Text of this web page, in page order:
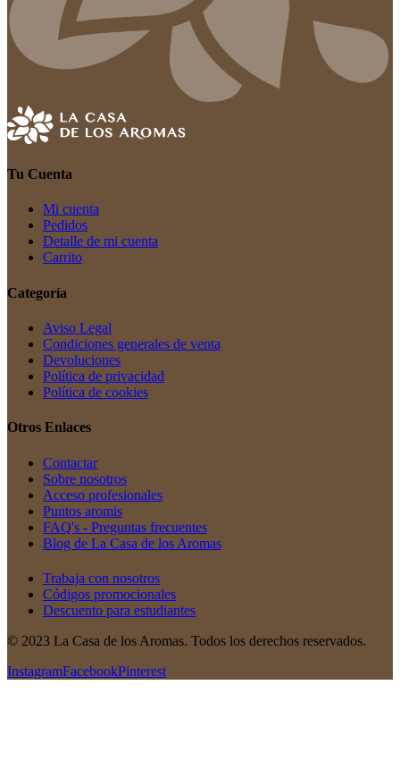
Tu Cuenta
Mi cuenta
Pedidos
Detalle de mi cuenta
Carrito
Categoría
Aviso Legal
Condiciones generales de venta
Devoluciones
Política de privacidad
Política de cookies
Otros Enlaces
Contactar
Sobre nosotros
Acceso profesionales
Puntos aromis
FAQ's - Preguntas frecuentes
Blog de La Casa de los Aromas
Trabaja con nosotros
Códigos promocionales
Descuento para estudiantes
© 2023 La Casa de los Aromas. Todos los derechos reservados.
InstagramFacebookPinterest